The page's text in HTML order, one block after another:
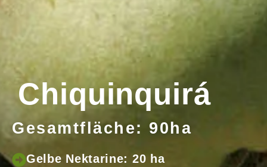
Chiquinquirá
Gesamtfläche: 90ha
Gelbe Nektarine: 20 ha